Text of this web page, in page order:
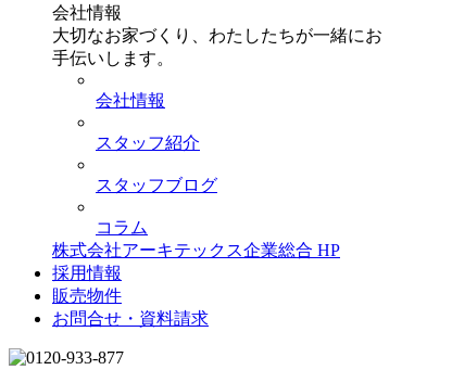
会社情報
大切なお家づくり、わたしたちが一緒にお
手伝いします。
会社情報
スタッフ紹介
スタッフブログ
コラム
株式会社アーキテックス企業総合 HP
採用情報
販売物件
お問合せ・資料請求